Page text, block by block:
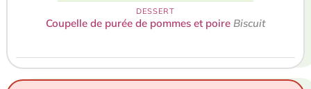
DESSERT
Coupelle de purée de pommes et poire Biscuit